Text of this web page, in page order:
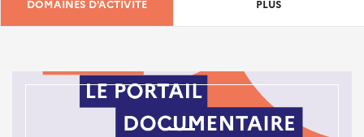
DOMAINES D'ACTIVITÉ PLUS